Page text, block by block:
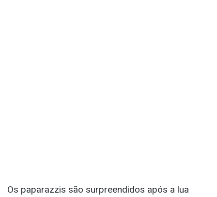
Os paparazzis são surpreendidos após a lua